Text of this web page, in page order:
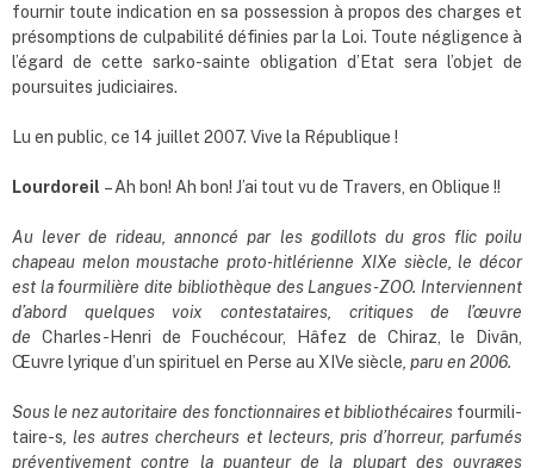
fournir toute indication en sa possession à propos des charges et
présomptions de culpabilité définies par la Loi. Toute négligence à
l’égard de cette sarko-sainte obligation d’Etat sera l’objet de
poursuites judiciaires.
Lu en public, ce 14 juillet 2007. Vive la République !
Lourdoreil – Ah bon! Ah bon! J’ai tout vu de Travers, en Oblique !!
Au lever de rideau, annoncé par les godillots du gros flic poilu
chapeau melon moustache proto-hitlérienne XIXe siècle, le décor
est la fourmilière dite bibliothèque des Langues-ZOO. Interviennent
d’abord quelques voix contestataires, critiques de l’œuvre
de Charles-Henri de Fouchécour, Hâfez de Chiraz, le Divân,
Œuvre lyrique d’un spirituel en Perse au XIVe siècle , paru en 2006.
Sous le nez autoritaire des fonctionnaires et bibliothécairesfourmili-
taire-s , les autres chercheurs et lecteurs, pris d’horreur, parfumés
préventivement contre la puanteur de la plupart des ouvrages